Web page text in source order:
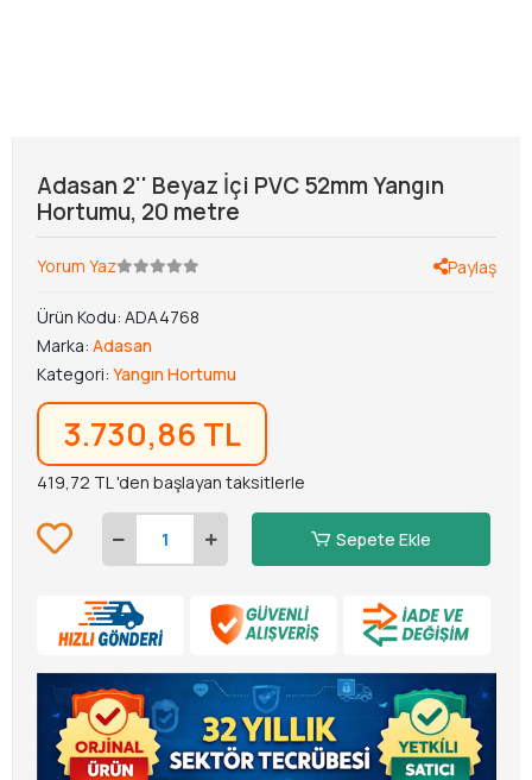
Adasan 2'' Beyaz İçi PVC 52mm Yangın
Hortumu, 20 metre
Yorum Yaz Paylaş
Ürün Kodu: ADA4768
Marka: Adasan
Kategori: Yangın Hortumu
3.730,86 TL
419,72 TL 'den başlayan taksitlerle
Sepete Ekle